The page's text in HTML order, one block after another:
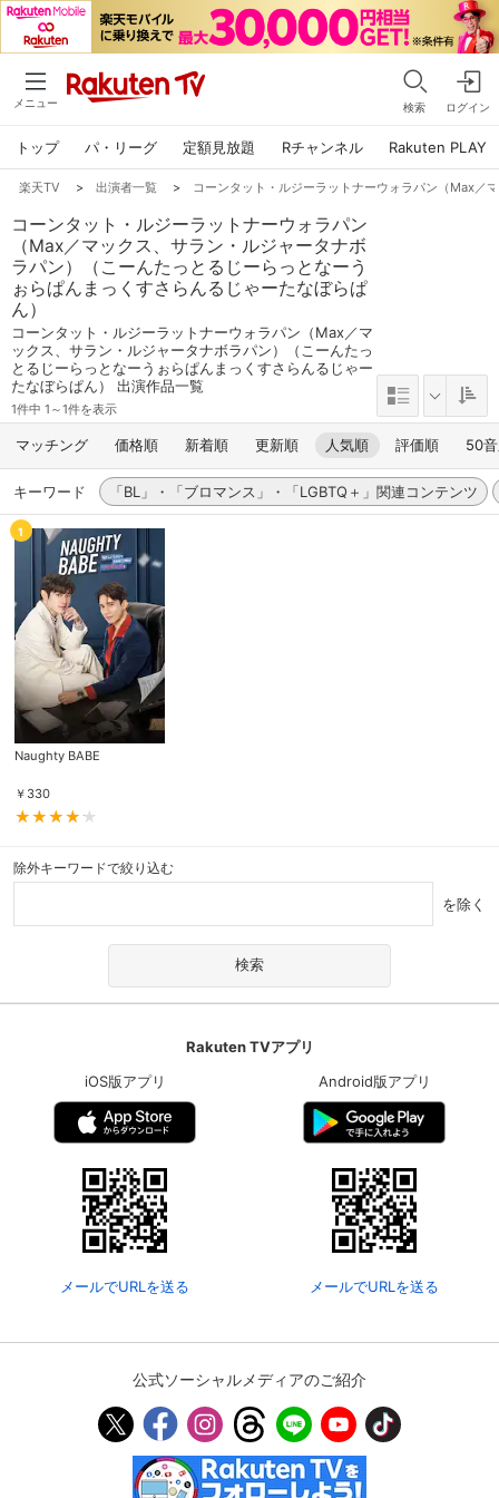
メニュー 検索 ログイン
トップ パ・リーグ 定額見放題 Rチャンネル Rakuten PLAY
楽天TV > 出演者一覧 > コーンタット・ルジーラットナーウォラパン（Max／
コーンタット・ルジーラットナーウォラパン
（Max／マックス、サラン・ルジャータナボ
ラパン）（こーんたっとるじーらっとなーう
ぉらぱんまっくすさらんるじゃーたなぼらぱ
ん）
コーンタット・ルジーラットナーウォラパン（Max／マ
ックス、サラン・ルジャータナボラパン）（こーんたっ
とるじーらっとなーうぉらぱんまっくすさらんるじゃー
たなぼらぱん） 出演作品一覧
1件中 1～1件を表示
マッチング 価格順 新着順 更新順 人気順 評価順 50
キーワード 「BL」・「ブロマンス」・「LGBTQ＋」関連コンテンツ
1
Naughty BABE
￥ 330
除外キーワードで絞り込む
を除く
Rakuten TVアプリ
iOS版アプリ
メールでURLを送る
Android版アプリ
メールでURLを送る
公式ソーシャルメディアのご紹介